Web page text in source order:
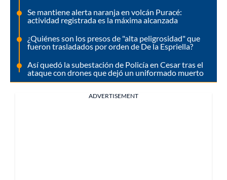
Se mantiene alerta naranja en volcán Puracé:
actividad registrada es la máxima alcanzada
¿Quiénes son los presos de "alta peligrosidad" que
fueron trasladados por orden de De la Espriella?
Así quedó la subestación de Policía en Cesar tras el
ataque con drones que dejó un uniformado muerto
ADVERTISEMENT